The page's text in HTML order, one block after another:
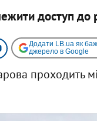
доступ до
Додати LB.ua як
джерело в Google
проходить